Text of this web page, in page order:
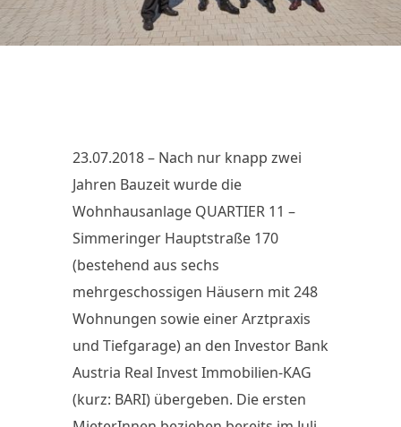
23.07.2018 – Nach nur knapp zwei
Jahren Bauzeit wurde die
Wohnhausanlage QUARTIER 11 –
Simmeringer Hauptstraße 170
(bestehend aus sechs
mehrgeschossigen Häusern mit 248
Wohnungen sowie einer Arztpraxis
und Tiefgarage) an den Investor Bank
Austria Real Invest Immobilien-KAG
(kurz: BARI) übergeben. Die ersten